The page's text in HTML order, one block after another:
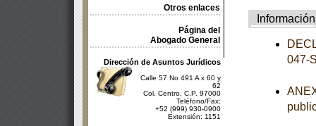
Otros enlaces
Página del
Abogado General
Dirección de Asuntos Jurídicos
Calle 57 No 491 A x 60 y
62
Col. Centro, C.P. 97000
Teléfono/Fax:
+52 (999) 930-0900
Extensión: 1151
Información
047-